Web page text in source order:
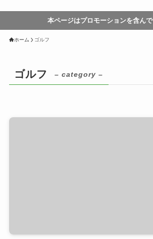
本ページはプロモーションを含んで
ホーム ゴルフ
ゴルフ – category –